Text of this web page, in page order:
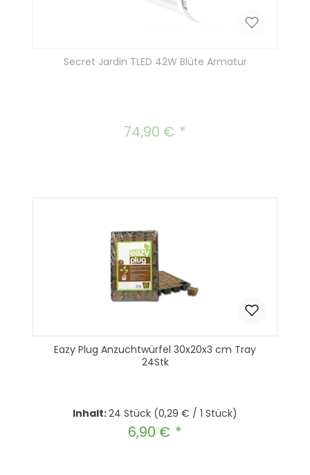
Secret Jardin TLED 42W Blüte Armatur
Regulärer Preis:
74,90 €
Eazy Plug Anzuchtwürfel 30x20x3 cm Tray
24Stk
Inhalt:24 Stück (0,29 € / 1 Stück)
Regulärer Preis:
6,90 €